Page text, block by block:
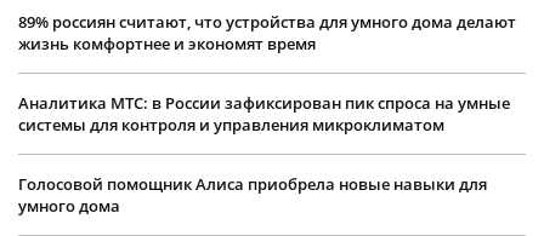
89% россиян считают, что устройства для умного дома делают
жизнь комфортнее и экономят время
Аналитика МТС: в России зафиксирован пик спроса на умные
системы для контроля и управления микроклиматом
Голосовой помощник Алиса приобрела новые навыки для
умного дома